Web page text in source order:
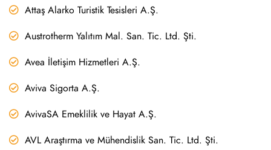
Attaş Alarko Turistik Tesisleri A.Ş.
Austrotherm Yalıtım Mal. San. Tic. Ltd. Şti.
Avea İletişim Hizmetleri A.Ş.
Aviva Sigorta A.Ş.
AvivaSA Emeklilik ve Hayat A.Ş.
AVL Araştırma ve Mühendislik San. Tic. Ltd. Şti.